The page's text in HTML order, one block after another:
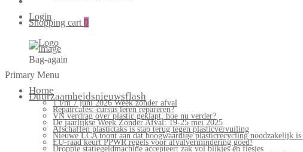
Login
Shopping cart 0
Bag-again
Primary Menu
Home
Duurzaamheidsnieuwsflash
1 t/m 7 juni 2026 Week zonder afval
Repaircafés: cursus leren repareren?
VN verdrag over plastic geklapt, hoe nu verder?
De jaarlijkse Week Zonder Afval: 19-25 mei 2025
Afschaffen plastictaks is stap terug tegen plasticvervuiling
Nieuwe LCA toont aan dat hoogwaardige plasticrecycling noodzakelijk
EU-raad keurt PPWR regels voor afvalvermindering goed!
Droppie statiegeldmachine accepteert zak vol blikjes en flesjes